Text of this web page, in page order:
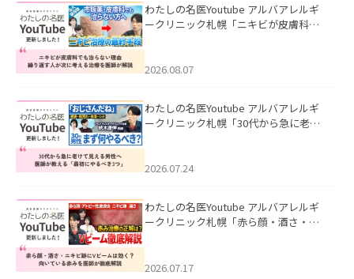
わたしの名医Youtube アルバアレルギ
ークリニック札幌「ニキビが皮膚科で
ました。
2026.08.07
わたしの名医Youtube アルバアレルギ
ークリニック札幌「30代から急に老け
た。
2026.07.24
わたしの名医Youtube アルバアレルギ
ークリニック札幌「赤ら顔・酒さ・ニ
した。
2026.07.17